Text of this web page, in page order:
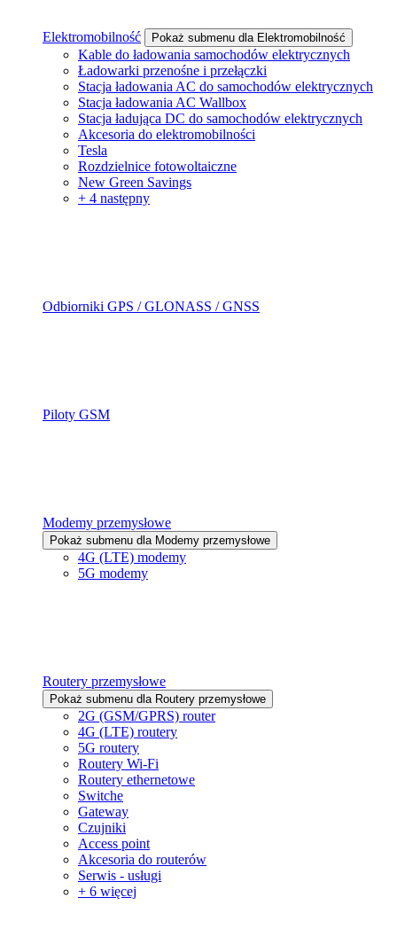
Elektromobilność Pokaż submenu dla Elektromobilność
Kable do ładowania samochodów elektrycznych
Ładowarki przenośne i przełączki
Stacja ładowania AC do samochodów elektrycznych
Stacja ładowania AC Wallbox
Stacja ładująca DC do samochodów elektrycznych
Akcesoria do elektromobilności
Tesla
Rozdzielnice fotowoltaiczne
New Green Savings
+ 4 następny
Odbiorniki GPS / GLONASS / GNSS
Piloty GSM
Modemy przemysłowe
Pokaż submenu dla Modemy przemysłowe
4G (LTE) modemy
5G modemy
Routery przemysłowe
Pokaż submenu dla Routery przemysłowe
2G (GSM/GPRS) router
4G (LTE) routery
5G routery
Routery Wi-Fi
Routery ethernetowe
Switche
Gateway
Czujniki
Access point
Akcesoria do routerów
Serwis - usługi
+ 6 więcej